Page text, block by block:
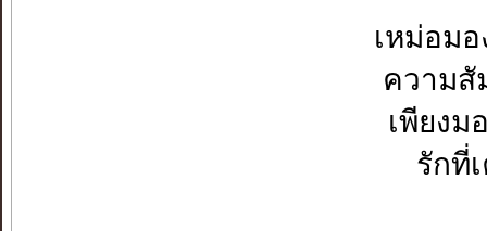
เหม่อมอ
ความสั
เพียงม
รักที่